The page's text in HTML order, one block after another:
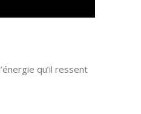
qu’il ressent